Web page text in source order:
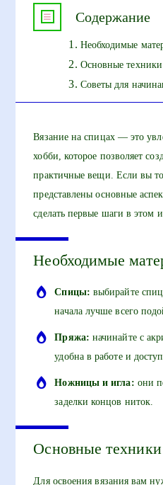
Содержание
Необходимые
Основные техники
Советы для
Вязание на спицах — это
хобби, которое позволяет
практичные вещи. Если вы
представлены основные
сделать первые шаги в этом
Необходимые
Спицы: выбирайте
начала лучше всего
Пряжа: начинайте с
удобна в работе и
Ножницы и игла: они
заделки концов ниток.
Основные техники
Для освоения вязания вам